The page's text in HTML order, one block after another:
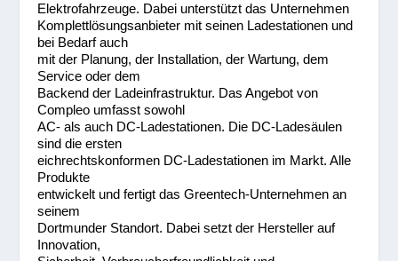
Elektrofahrzeuge. Dabei unterstützt das Unternehmen
Komplettlösungsanbieter mit seinen Ladestationen und
bei Bedarf auch
mit der Planung, der Installation, der Wartung, dem
Service oder dem
Backend der Ladeinfrastruktur. Das Angebot von
Compleo umfasst sowohl
AC- als auch DC-Ladestationen. Die DC-Ladesäulen
sind die ersten
eichrechtskonformen DC-Ladestationen im Markt. Alle
Produkte
entwickelt und fertigt das Greentech-Unternehmen an
seinem
Dortmunder Standort. Dabei setzt der Hersteller auf
Innovation,